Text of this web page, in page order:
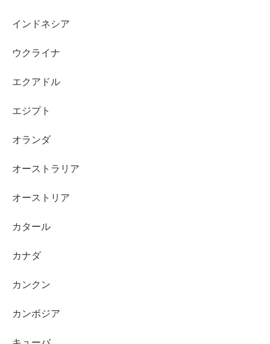
インドネシア
ウクライナ
エクアドル
エジプト
オランダ
オーストラリア
オーストリア
カタール
カナダ
カンクン
カンボジア